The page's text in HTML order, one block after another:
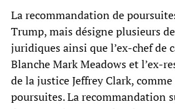
La recommandation de
Trump, mais désigne plusieurs
juridiques ainsi que l’ex-chef de
Blanche Mark Meadows et l’ex-
de la justice Jeffrey Clark,
poursuites. La recommandation